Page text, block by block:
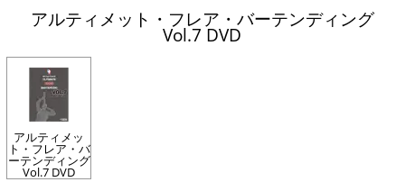
アルティメット・フレア・バーテンディング
Vol.7 DVD
アルティメッ
ト・フレア・バ
ーテンディング
Vol.7 DVD